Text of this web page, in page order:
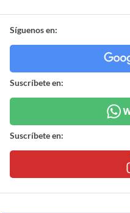
Síguenos en:
Suscríbete en:
Suscríbete en: